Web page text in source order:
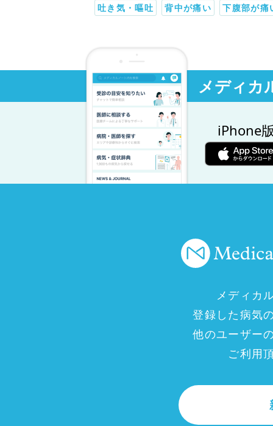
吐き気・嘔吐 背中が痛い 下腹部が痛
メディカ
iPhone
メディカ
登録した病気
他のユーザー
ご利用